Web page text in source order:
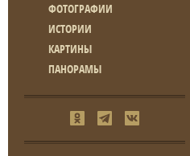
ФОТОГРАФИИ
ИСТОРИИ
КАРТИНЫ
ПАНОРАМЫ